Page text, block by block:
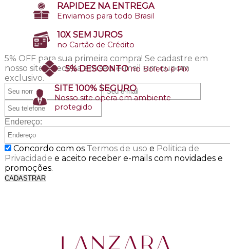
RAPIDEZ NA ENTREGA
Enviamos para todo Brasil
10X SEM JUROS
no Cartão de Crédito
5% DESCONTO no Boleto e Pix
SITE 100% SEGURO
Nosso site opera em ambiente
protegido
5% OFF para sua primeira compra! Se cadastre em
nosso site e receba em seu e-mail um cupom
exclusivo.
Endereço:
Concordo com os Termos de uso e Politica de
Privacidade e aceito receber e-mails com novidades e
promoções.
CADASTRAR